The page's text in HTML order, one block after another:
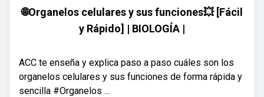
🌐Organelos celulares y sus funciones💥 [Fácil
y Rápido] | BIOLOGÍA |
ACC te enseña y explica paso a paso cuáles son los
organelos celulares y sus funciones de forma rápida y
sencilla #Organelos ...